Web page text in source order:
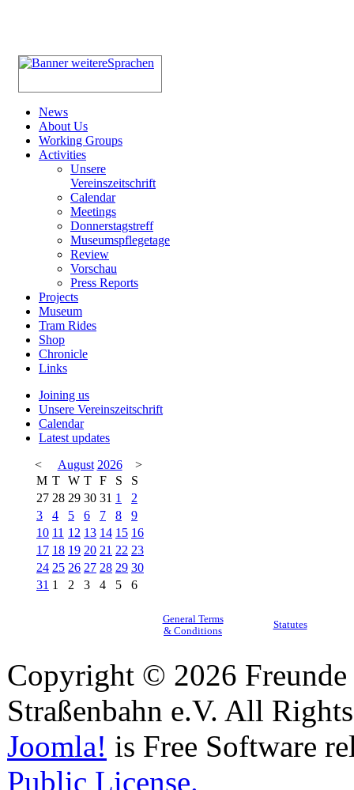
News
About Us
Working Groups
Activities
Unsere
Vereinszeitschrift
Calendar
Meetings
Donnerstagstreff
Museumspflegetage
Review
Vorschau
Press Reports
Projects
Museum
Tram Rides
Shop
Chronicle
Links
Joining us
Unsere Vereinszeitschrift
Calendar
Latest updates
<
August 2026
>
M T W T F S
S
27 28 29 30 31 1
2
3
4 5 6 7 8
9
10 11 12 13 14 15 16
17 18 19 20 21 22 23
24 25 26 27 28 29 30
31 1 2 3 4 5 6
General Terms
& Conditions
Statutes
Copyright © 2026
Straßenbahn e.V. All
Joomla! is Free Software
Public License.